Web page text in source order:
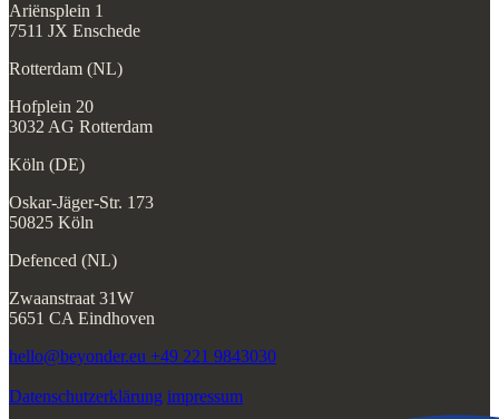
Ariënsplein 1
7511 JX Enschede
Rotterdam (NL)
Hofplein 20
3032 AG Rotterdam
Köln (DE)
Oskar-Jäger-Str. 173
50825 Köln
Defenced (NL)
Zwaanstraat 31W
5651 CA Eindhoven
hello@beyonder.eu +49 221 9843030
Datenschutzerklärung impressum